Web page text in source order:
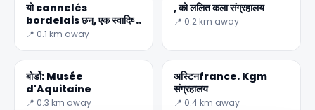
यो cannelés
bordelais छन्, एक स्वादिष्ट
फ्रान्सेली खाजा वास्तवमा को नाम
📍 0.1 km away
, को ललित कला संग्रहालय
📍 0.2 km away
बोर्डो: Musée
d'Aquitaine
📍 0.3 km away
अस्टिनfrance. Kgm
संग्रहालय
📍 0.4 km away